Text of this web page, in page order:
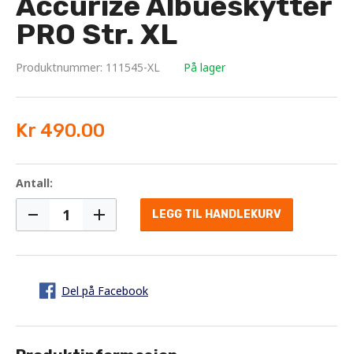
PRO Str. XL
Produktnummer: 111545-XL På lager
Kr 490.00
Antall:
LEGG TIL HANDLEKURV
Del på Facebook